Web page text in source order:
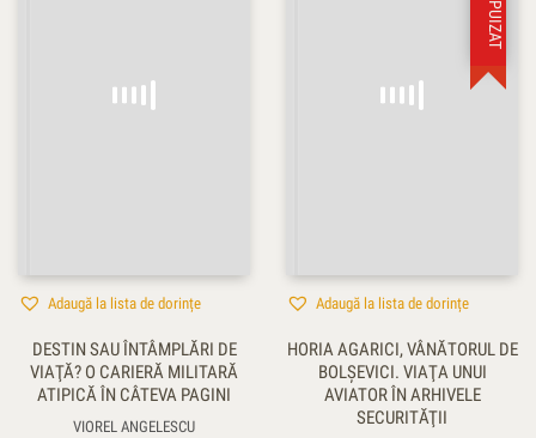
Adaugă la lista de dorințe
DESTIN SAU ÎNTÂMPLĂRI DE
VIAŢĂ? O CARIERĂ MILITARĂ
ATIPICĂ ÎN CÂTEVA PAGINI
VIOREL ANGELESCU
Adaugă la lista de dorințe
HORIA AGARICI, VÂNĂTORUL DE
BOLŞEVICI. VIAŢA UNUI
AVIATOR ÎN ARHIVELE
SECURITĂŢII